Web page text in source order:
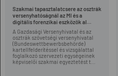
Szakmai tapasztalatcsere az osztrák
versenyhatóságnál az MI és a
digitális forenzikai eszközök al...
A Gazdasági Versenyhivatal és az
osztrák szövetségi versenyhivatal
(Bundeswettbewerbsbehörde)
kartellfelderítéssel és vizsgálattal
foglalkozó szervezeti egységeinek
képviselői szakmai egyeztetést t...